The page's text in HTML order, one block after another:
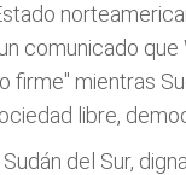
comunicado
firme" mientras
libre,
del Sur,